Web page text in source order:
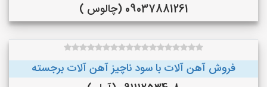
09037881261 (چالوس )
فروش آهن آلات با سود ناچیز آهن آلات برجسته